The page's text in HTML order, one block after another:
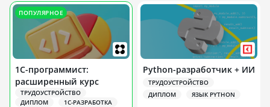
ПОПУЛЯРНОЕ
1С-программист:
расширенный курс
ТРУДОУСТРОЙСТВО
ДИПЛОМ
1С-РАЗРАБОТКА
Python-разработчик + ИИ
ТРУДОУСТРОЙСТВО
ДИПЛОМ
ЯЗЫК PYTHON